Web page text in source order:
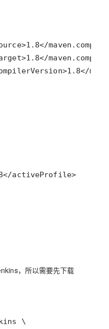
  <activeProfile>jdk-8</activeProfile>
，所以需要先下载